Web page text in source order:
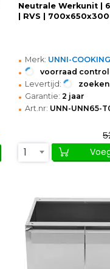
Neutrale Werkunit |
| RVS |
• Merk: UNNI-COOKING
• voorraad
• Levertijd: zoeken
• Garantie: 2 jaar
• Art.nr: UNN-UNN65-
1